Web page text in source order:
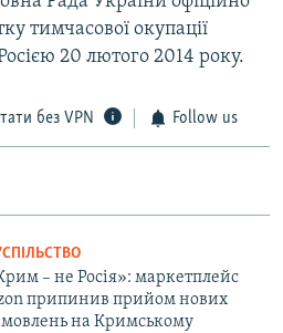
тимчасової окупації
20 лютого 2014 року.
без VPN Follow us
– не Росія»: маркетплейс
припинив прийом нових
на Кримському